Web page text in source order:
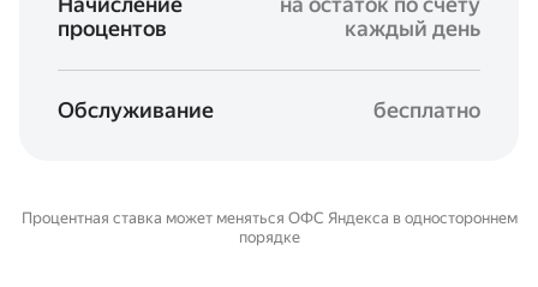
процентов
каждый день
Обслуживание бесплатно
Процентная ставка может меняться ОФС Яндекса в одностороннем
порядке